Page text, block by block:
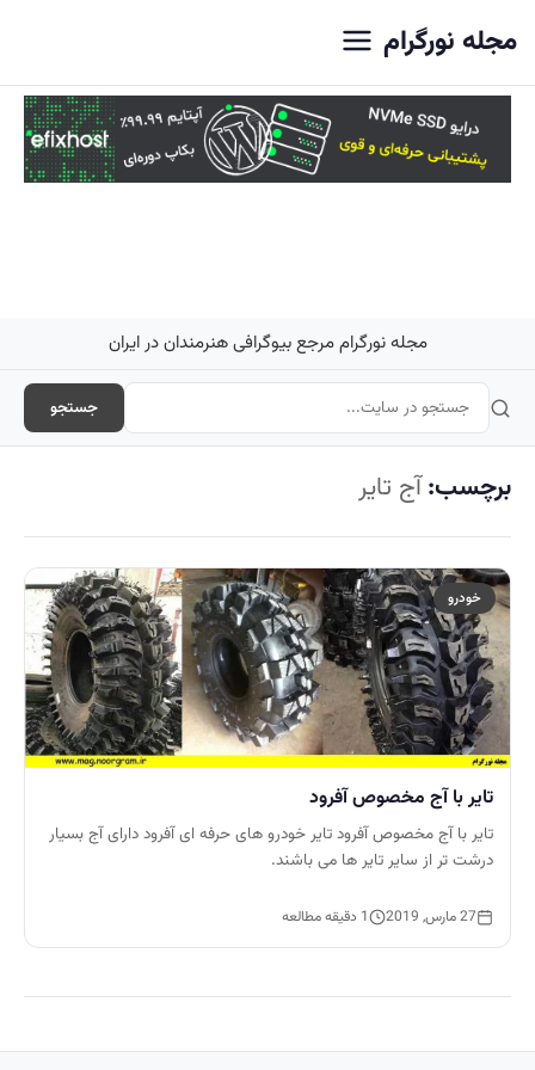
مجله نورگرام
مجله نورگرام مرجع بیوگرافی هنرمندان در ایران
جستجو
برچسب:آج تایر
خودرو
تایر با آج مخصوص آفرود
تایر با آج مخصوص آفرود تایر خودرو های حرفه ای آفرود دارای آج بسیار
درشت تر از سایر تایر ها می باشند.
27 مارس, 2019 1 دقیقه مطالعه